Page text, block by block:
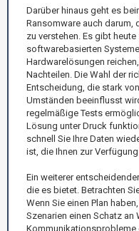
Darüber hinaus geht es
Ransomware auch darum,
zu verstehen. Es gibt
softwarebasierten
Hardwarelösungen
Nachteilen. Die Wahl der
Entscheidung, die stark
Umständen beeinflusst
regelmäßige Tests
Lösung unter Druck
schnell Sie Ihre Daten
ist, die Ihnen zur
Ein weiterer
die es bietet. Betrachten
Wenn Sie einen Plan
Szenarien einen Schatz an
Kommunikationsprobleme